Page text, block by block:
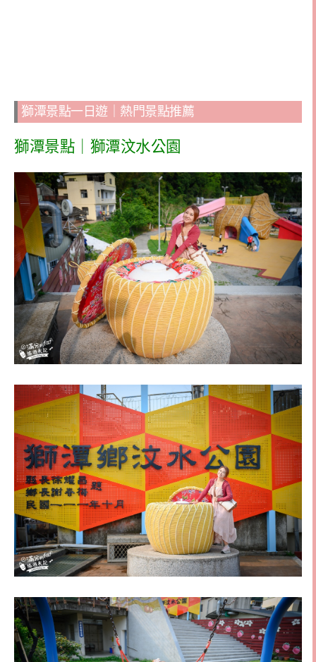
獅潭景點一日遊｜熱門景點推薦
獅潭景點｜獅潭汶水公園